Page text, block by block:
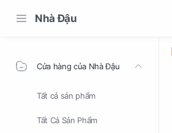
Nhà Đậu
Cửa hàng của Nhà Đậu
Tất cả sản phẩm
Tất Cả Sản Phẩm